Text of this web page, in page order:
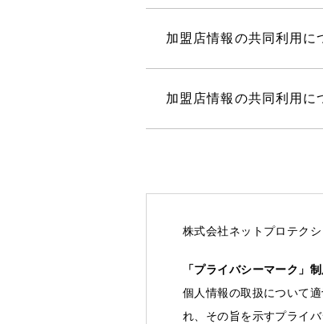
加盟店情報の共同利用に
加盟店情報の共同利用に
株式会社ネットプロテク
「プライバシーマーク」
個人情報の取扱について
れ、その旨を示すプライ